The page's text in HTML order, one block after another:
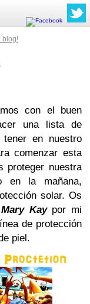
blog!
con el buen
una lista de
tener en nuestro
comenzar esta
proteger nuestra
en la mañana,
solar. Os
Mary Kay por mi
de protección
piel.